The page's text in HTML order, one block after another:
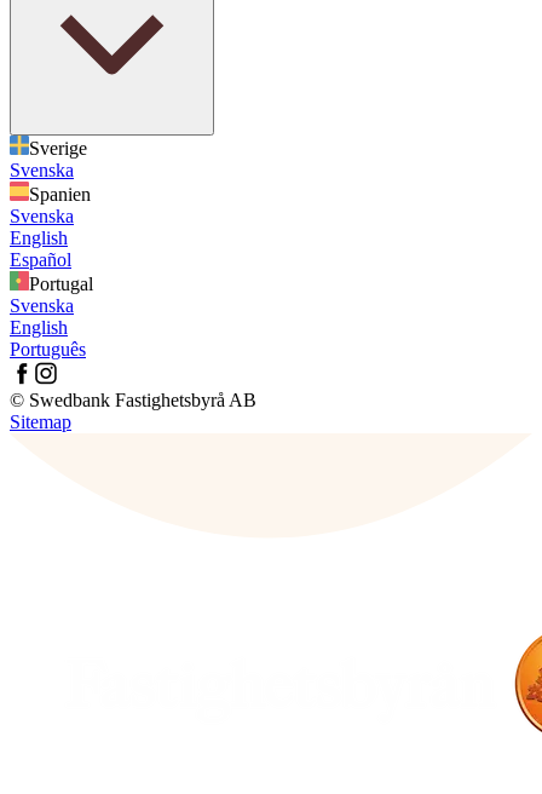
Sverige
Svenska
Spanien
Svenska
English
Español
Portugal
Svenska
English
Português
© Swedbank Fastighetsbyrå AB
Sitemap